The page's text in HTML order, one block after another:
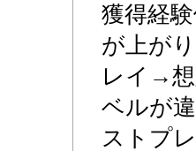
獲得経
が上が
レイ→
ベルが
ストプ